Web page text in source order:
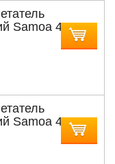
Samoa 425
для бочек
Samoa 428
для бочек